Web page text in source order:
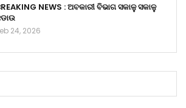
NEWS : ଅବକାରୀ ବିଭାଗ ସକାଳୁ ସକାଳୁ
24, 2026